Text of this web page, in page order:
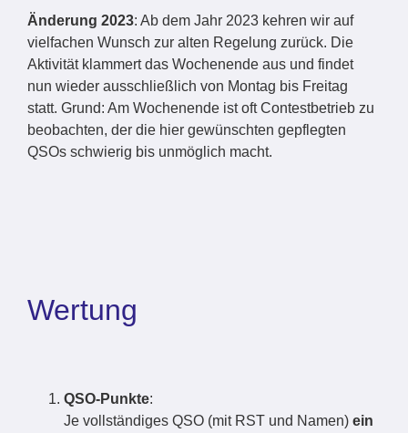
Änderung 2023: Ab dem Jahr 2023 kehren wir auf
vielfachen Wunsch zur alten Regelung zurück. Die
Aktivität klammert das Wochenende aus und findet
nun wieder ausschließlich von Montag bis Freitag
statt. Grund: Am Wochenende ist oft Contestbetrieb zu
beobachten, der die hier gewünschten gepflegten
QSOs schwierig bis unmöglich macht.
Wertung
QSO-Punkte:
Je vollständiges QSO (mit RST und Namen) ein